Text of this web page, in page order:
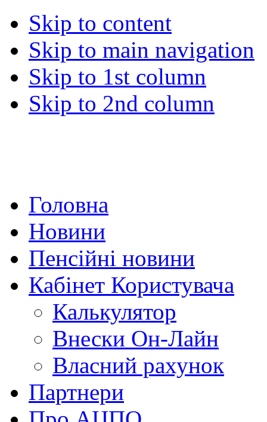
Skip to content
Skip to main navigation
Skip to 1st column
Skip to 2nd column
Головна
Новини
Пенсійні новини
Кабінет Користувача
Калькулятор
Внески Он-Лайн
Власний рахунок
Партнери